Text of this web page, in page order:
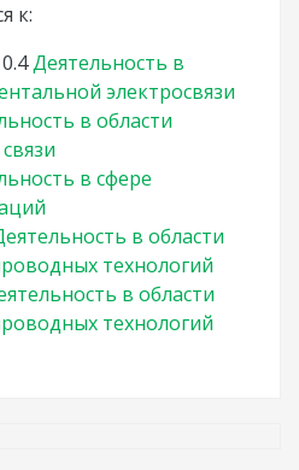
к:
Деятельность в
электросвязи
в области
в сфере
в области
технологий
в области
технологий